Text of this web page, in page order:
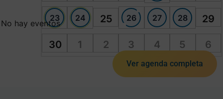
23 24 25 26 27 28 29
30 1 2 3 4 5 6
No hay eventos
Ver agenda completa